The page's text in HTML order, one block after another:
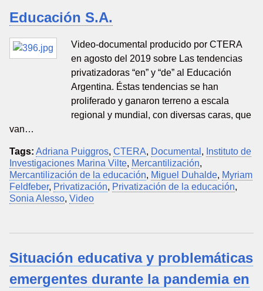
Educación S.A.
Video-documental producido por CTERA
en agosto del 2019 sobre Las tendencias
privatizadoras “en” y “de” al Educación
Argentina. Éstas tendencias se han
proliferado y ganaron terreno a escala
regional y mundial, con diversas caras, que
van…
Tags: Adriana Puiggros, CTERA, Documental , Instituto de
Investigaciones Marina Vilte, Mercantilización,
Mercantilización de la educación, Miguel Duhalde, Myriam
Feldfeber, Privatización, Privatización de la educación,
Sonia Alesso, Video
Situación educativa y problemáticas
emergentes durante la pandemia en